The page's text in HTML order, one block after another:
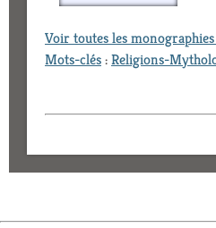
Voir toutes les
Mots-clés:Religions-